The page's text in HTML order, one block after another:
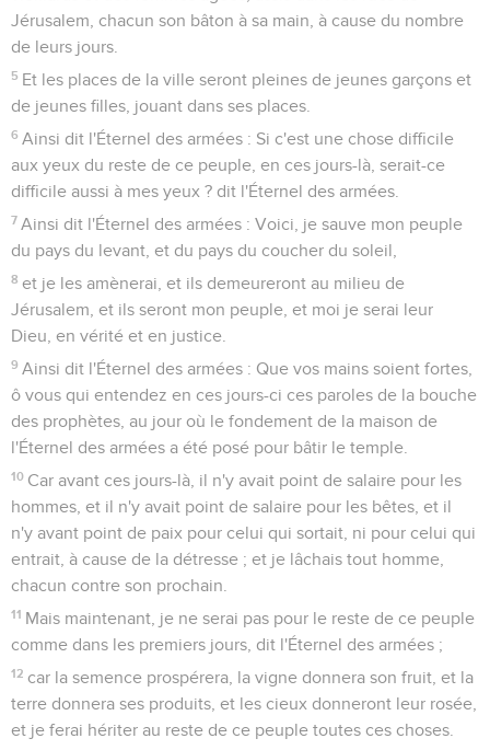
Jérusalem, chacun son bâton à sa main, à cause du nombre
de leurs jours.
5 Et les places de la ville seront pleines de jeunes garçons et
de jeunes filles, jouant dans ses places.
6 Ainsi dit l'Éternel des armées : Si c'est une chose difficile
aux yeux du reste de ce peuple, en ces jours-là, serait-ce
difficile aussi à mes yeux ? dit l'Éternel des armées.
7 Ainsi dit l'Éternel des armées : Voici, je sauve mon peuple
du pays du levant, et du pays du coucher du soleil,
8 et je les amènerai, et ils demeureront au milieu de
Jérusalem, et ils seront mon peuple, et moi je serai leur
Dieu, en vérité et en justice.
9 Ainsi dit l'Éternel des armées : Que vos mains soient fortes,
ô vous qui entendez en ces jours-ci ces paroles de la bouche
des prophètes, au jour où le fondement de la maison de
l'Éternel des armées a été posé pour bâtir le temple.
10 Car avant ces jours-là, il n'y avait point de salaire pour les
hommes, et il n'y avait point de salaire pour les bêtes, et il
n'y avant point de paix pour celui qui sortait, ni pour celui qui
entrait, à cause de la détresse ; et je lâchais tout homme,
chacun contre son prochain.
11 Mais maintenant, je ne serai pas pour le reste de ce peuple
comme dans les premiers jours, dit l'Éternel des armées ;
12 car la semence prospérera, la vigne donnera son fruit, et la
terre donnera ses produits, et les cieux donneront leur rosée,
et je ferai hériter au reste de ce peuple toutes ces choses.